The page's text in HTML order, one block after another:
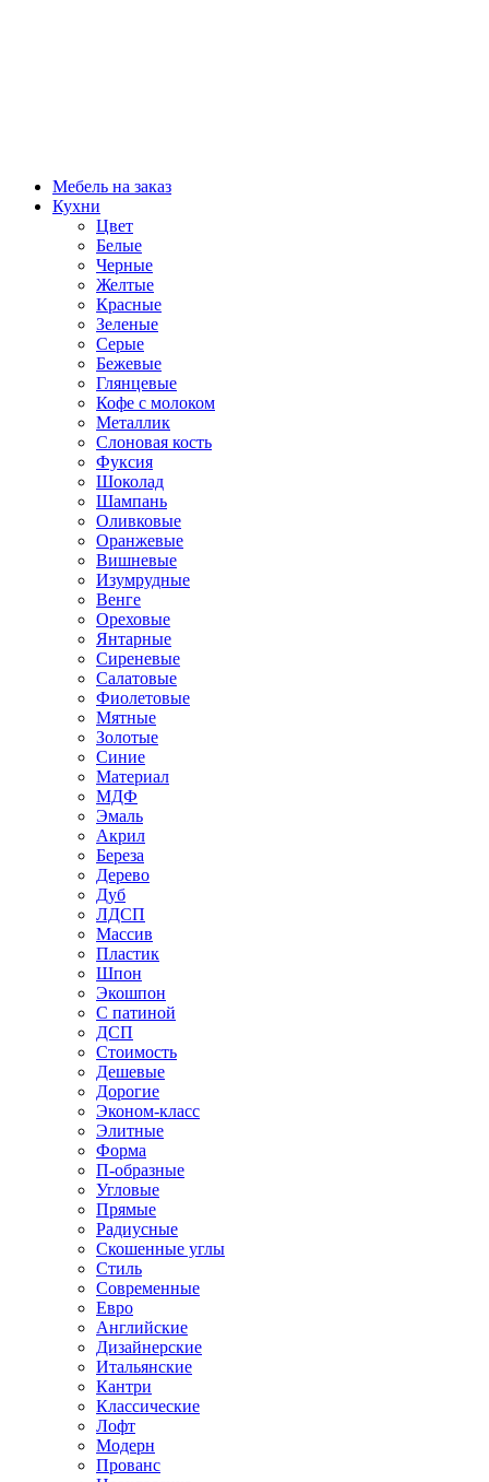
Мебель на заказ
Кухни
Цвет
Белые
Черные
Желтые
Красные
Зеленые
Серые
Бежевые
Глянцевые
Кофе с молоком
Металлик
Слоновая кость
Фуксия
Шоколад
Шампань
Оливковые
Оранжевые
Вишневые
Изумрудные
Венге
Ореховые
Янтарные
Сиреневые
Салатовые
Фиолетовые
Мятные
Золотые
Синие
Материал
МДФ
Эмаль
Акрил
Береза
Дерево
Дуб
ЛДСП
Массив
Пластик
Шпон
Экошпон
С патиной
ДСП
Стоимость
Дешевые
Дорогие
Эконом-класс
Элитные
Форма
П-образные
Угловые
Прямые
Радиусные
Скошенные углы
Стиль
Современные
Евро
Английские
Дизайнерские
Итальянские
Кантри
Классические
Лофт
Модерн
Прованс